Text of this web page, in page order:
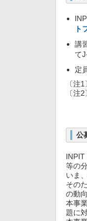
ト
講
て
定
〔注
〔注
公
INPIT
等の
いま
その
の動
本事
題に